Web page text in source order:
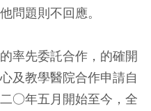
問題則不回應。
率先委託合作，的確開
及教學醫院合作申請自
○年五月開始至今，全